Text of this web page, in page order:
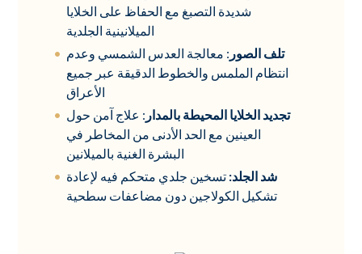
شديدة التصبغ مع الحفاظ على الخلايا
الميلانينية الجلدية
تلف الصور : معالجة العدس الشمسي وعدم
انتظام الملمس والخطوط الدقيقة عبر جميع
الأعراق
تجديد الخلايا المحيطة بالمدار : علاج آمن حول
العينين مع الحد الأدنى من المخاطر في
البشرة الغنية بالميلانين
شد الجلد: تسخين جلدي متحكم فيه لإعادة
تشكيل الكولاجين دون مضاعفات سطحية